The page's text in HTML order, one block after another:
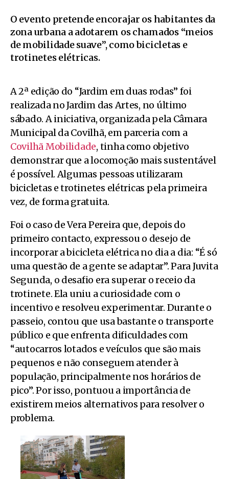
O evento pretende encorajar os habitantes da
zona urbana a adotarem os chamados “meios
de mobilidade suave”, como bicicletas e
trotinetes elétricas.
A 2ª edição do “Jardim em duas rodas” foi
realizada no Jardim das Artes, no último
sábado. A iniciativa, organizada pela Câmara
Municipal da Covilhã, em parceria com a
Covilhã Mobilidade, tinha como objetivo
demonstrar que a locomoção mais sustentável
é possível. Algumas pessoas utilizaram
bicicletas e trotinetes elétricas pela primeira
vez, de forma gratuita.
Foi o caso de Vera Pereira que, depois do
primeiro contacto, expressou o desejo de
incorporar a bicicleta elétrica no dia a dia: “É só
uma questão de a gente se adaptar”. Para Juvita
Segunda, o desafio era superar o receio da
trotinete. Ela uniu a curiosidade com o
incentivo e resolveu experimentar. Durante o
passeio, contou que usa bastante o transporte
público e que enfrenta dificuldades com
“autocarros lotados e veículos que são mais
pequenos e não conseguem atender à
população, principalmente nos horários de
pico”. Por isso, pontuou a importância de
existirem meios alternativos para resolver o
problema.